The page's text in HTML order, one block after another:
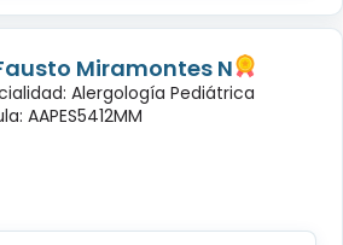
Miramontes N
Alergología Pediátrica
AAPES5412MM